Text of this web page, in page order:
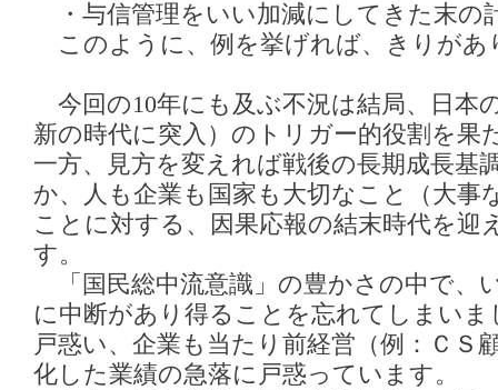
・与信管理をいい加減にしてきた末の
このように、例を挙げれば、きりがあ
今回の10年にも及ぶ不況は結局、日本
新の時代に突入）のトリガー的役割を果
一方、見方を変えれば戦後の長期成長基
か、人も企業も国家も大切なこと（大事
ことに対する、因果応報の結末時代を迎
す。
「国民総中流意識」の豊かさの中で、
に中断があり得ることを忘れてしまいま
戸惑い、企業も当たり前経営（例：ＣＳ
化した業績の急落に戸惑っています。